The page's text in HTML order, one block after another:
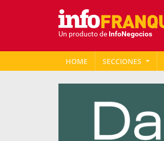
Un producto de InfoNegocios
HOME SECCIONES